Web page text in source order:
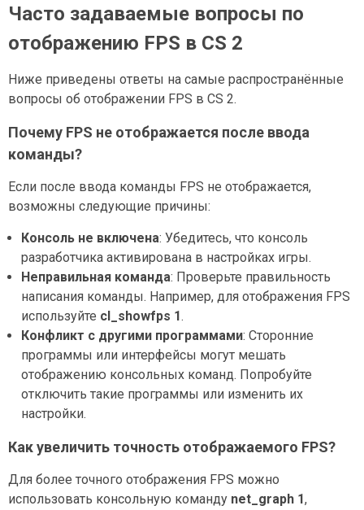
Часто задаваемые вопросы по
отображению FPS в CS 2
Ниже приведены ответы на самые распространённые
вопросы об отображении FPS в CS 2.
Почему FPS не отображается после ввода
команды?
Если после ввода команды FPS не отображается,
возможны следующие причины:
Консоль не включена: Убедитесь, что консоль
разработчика активирована в настройках игры.
Неправильная команда: Проверьте правильность
написания команды. Например, для отображения FPS
используйте cl_showfps 1.
Конфликт с другими программами: Сторонние
программы или интерфейсы могут мешать
отображению консольных команд. Попробуйте
отключить такие программы или изменить их
настройки.
Как увеличить точность отображаемого FPS?
Для более точного отображения FPS можно
использовать консольную команду net_graph 1,